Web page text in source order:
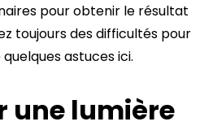
pour obtenir le résultat
toujours des difficultés pour
astuces ici.
une lumière